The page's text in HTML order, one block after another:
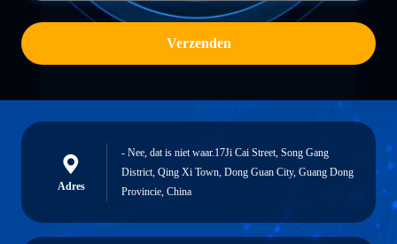
Verzenden
Adres
- Nee, dat is niet waar.17Ji Cai Street, Song Gang
District, Qing Xi Town, Dong Guan City, Guang Dong
Provincie, China